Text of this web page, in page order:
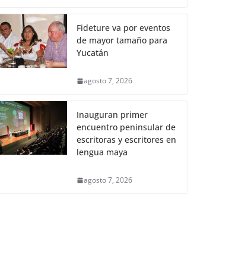
Fideture va por eventos
de mayor tamaño para
Yucatán
agosto 7, 2026
Inauguran primer
encuentro peninsular de
escritoras y escritores en
lengua maya
agosto 7, 2026